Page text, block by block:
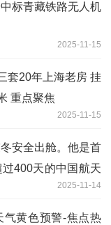
标青藏铁路无人机
2025-11-15
套20年上海老房 挂
重点聚焦
2025-11-15
安全出舱。他是首
400天的中国航天
活动次数最多的中
2025-11-14
气黄色预警-焦点热